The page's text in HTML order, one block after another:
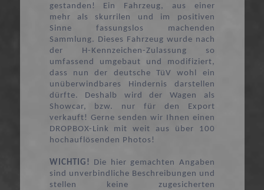
gestanden! Ein Fahrzeug, aus einer
mehr als skurrilen und im positiven
Sinne fassungslos machenden
Sammlung. Dieses Fahrzeug wurde nach
der H-Kennzeichen-Zulassung so
umfassend umgebaut und modifiziert,
dass nun der deutsche TüV wohl ein
unüberwindbares Hindernis darstellen
dürfte. Deshalb wird der Wagen als
Showcar, bzw. nur für den Export
verkauft! Gerne senden wir Ihnen einen
DROPBOX-Link mit weit aus über 100
hochauflösenden Photos!
WICHTIG! Die hier gemachten Angaben
sind unverbindliche Beschreibungen und
stellen keine zugesicherten